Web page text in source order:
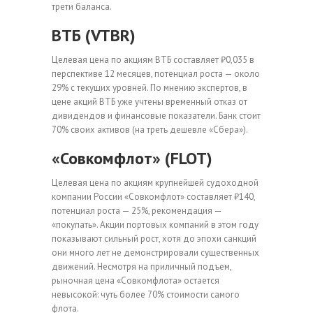
трети баланса.
ВТБ (VTBR)
Целевая цена по акциям ВТБ составляет ₽0,035 в
перспективе 12 месяцев, потенциал роста — около
29% с текущих уровней. По мнению экспертов, в
цене акций ВТБ уже учтены временный отказ от
дивидендов и финансовые показатели. Банк стоит
70% своих активов (на треть дешевле «Сбера»).
«Совкомфлот» (FLOT)
Целевая цена по акциям крупнейшей судоходной
компании России «Совкомфлот» составляет ₽140,
потенциал роста — 25%, рекомендация —
«покупать». Акции портовых компаний в этом году
показывают сильный рост, хотя до эпохи санкций
они много лет не демонстрировали существенных
движений. Несмотря на приличный подъем,
рыночная цена «Совкомфлота» остается
невысокой: чуть более 70% стоимости самого
флота.